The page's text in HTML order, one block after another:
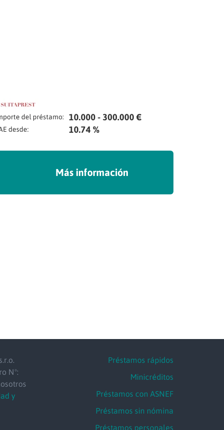
del préstamo: 10.000 - 300.000 €
desde: 10.74 %
Más información
Nº:
y
Préstamos rápidos
Minicréditos
Préstamos con ASNEF
Préstamos sin nómina
Préstamos personales